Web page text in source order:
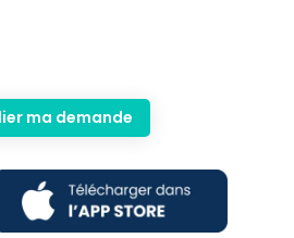
ma demande